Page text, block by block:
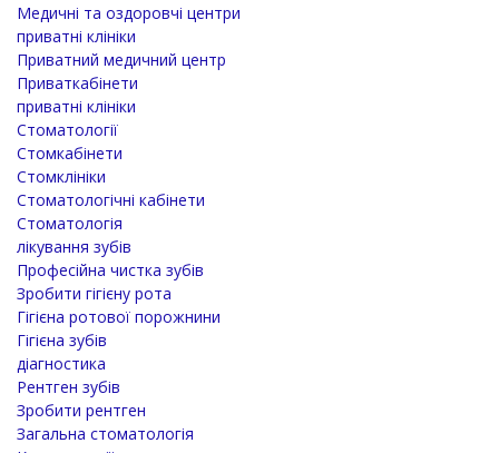
Медичні та оздоровчі центри
приватні клініки
Приватний медичний центр
Приваткабінети
приватні клініки
Стоматології
Стомкабінети
Стомклініки
Стоматологічні кабінети
Стоматологія
лікування зубів
Професійна чистка зубів
Зробити гігієну рота
Гігієна ротової порожнини
Гігієна зубів
діагностика
Рентген зубів
Зробити рентген
Загальна стоматологія